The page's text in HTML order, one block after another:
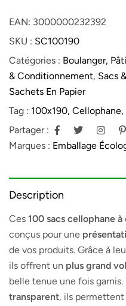
EAN: 3000000232392
SKU : SC100190
Catégories : Boulanger,
& Conditionnement, Sacs
Sachets En Papier
Tag : 100x190, Cellophane,
Partager :
Marques : Emballage
Description
Ces 100 sacs cellophane
conçus pour une
de vos produits. Grâce à
ils offrent un plus grand
belle tenue une fois garnis.
transparent, ils permettent